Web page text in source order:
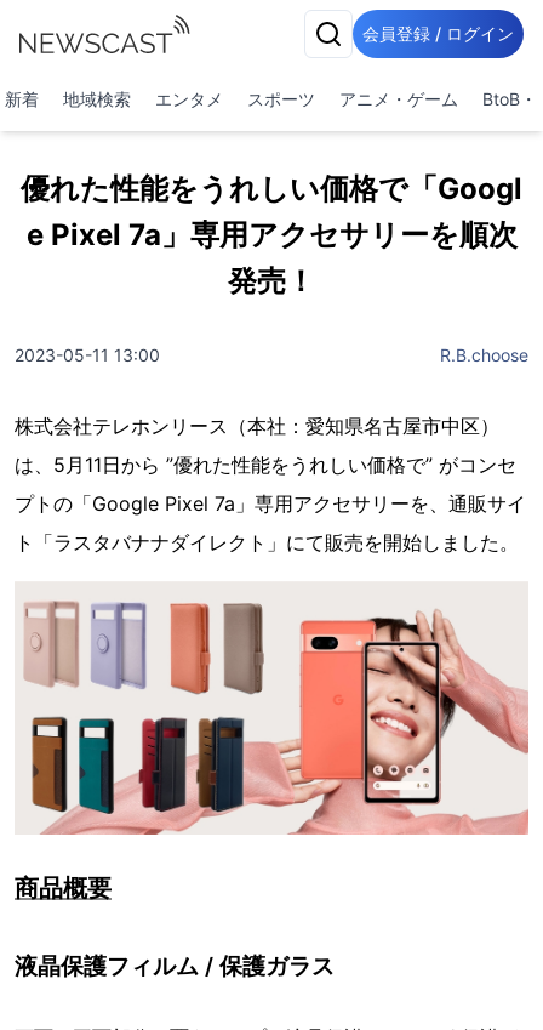
会員登録 / ログイン
新着 地域検索 エンタメ スポーツ アニメ・ゲーム BtoB・
優れた性能をうれしい価格で「Googl
e Pixel 7a」専用アクセサリーを順次
発売！
2023-05-11 13:00 R.B.choose
株式会社テレホンリース（本社：愛知県名古屋市中区）
は、5月11日から ”優れた性能をうれしい価格で” がコンセ
プトの「Google Pixel 7a」専用アクセサリーを、通販サイ
ト「ラスタバナナダイレクト」にて販売を開始しました。
商品概要
液晶保護フィルム / 保護ガラス